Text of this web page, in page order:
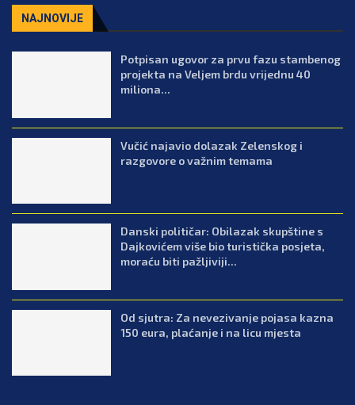
NAJNOVIJE
Potpisan ugovor za prvu fazu stambenog
projekta na Veljem brdu vrijednu 40
miliona...
Vučić najavio dolazak Zelenskog i
razgovore o važnim temama
Danski političar: Obilazak skupštine s
Dajkovićem više bio turistička posjeta,
moraću biti pažljiviji...
Od sjutra: Za nevezivanje pojasa kazna
150 eura, plaćanje i na licu mjesta